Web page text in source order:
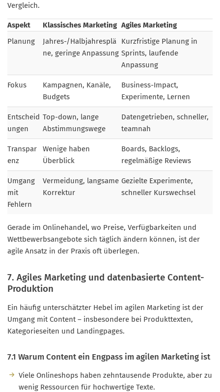
Vergleich.
Aspekt Klassisches Marketing Agiles Marketing
Planung
Jahres-/Halbjahresplä
ne, geringe Anpassung
Kurzfristige Planung in
Sprints, laufende
Anpassung
Fokus
Kampagnen, Kanäle,
Budgets
Business-Impact,
Experimente, Lernen
Entscheid
ungen
Top-down, lange
Abstimmungswege
Datengetrieben, schneller,
teamnah
Transpar
enz
Wenige haben
Überblick
Boards, Backlogs,
regelmäßige Reviews
Umgang
mit
Fehlern
Vermeidung, langsame
Korrektur
Gezielte Experimente,
schneller Kurswechsel
Gerade im Onlinehandel, wo Preise, Verfügbarkeiten und
Wettbewerbsangebote sich täglich ändern können, ist der
agile Ansatz in der Praxis oft überlegen.
7. Agiles Marketing und datenbasierte Content-
Produktion
Ein häufig unterschätzter Hebel im agilen Marketing ist der
Umgang mit Content – insbesondere bei Produkttexten,
Kategorieseiten und Landingpages.
7.1 Warum Content ein Engpass im agilen Marketing ist
Viele Onlineshops haben zehntausende Produkte, aber zu
wenig Ressourcen für hochwertige Texte.